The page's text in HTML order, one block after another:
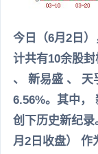
今日（6月2日
计共有10余股
、 新易盛 、 天
6.56%。其中，
创下历史新纪
月2日收盘） 作